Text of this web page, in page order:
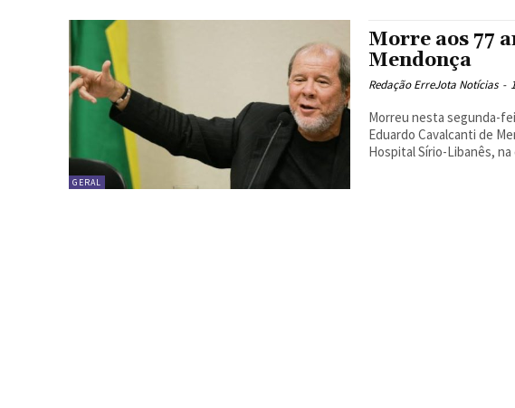
GERAL
Morre aos 77
Mendonça
Redação ErreJota Notícias -
Morreu nesta segunda-
Eduardo Cavalcanti de
Hospital Sírio-Libanês,